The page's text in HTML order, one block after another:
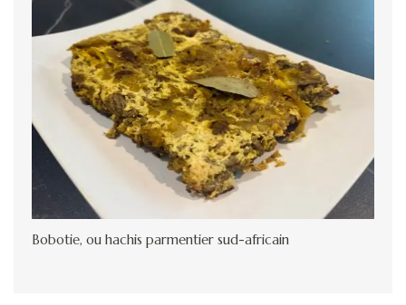
Bobotie, ou hachis parmentier sud-africain